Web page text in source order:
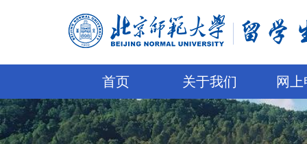
首页 关于我们 网